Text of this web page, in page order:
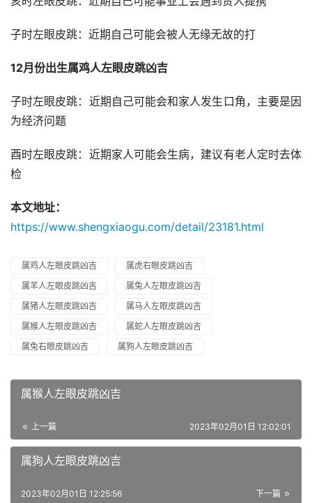
子时左眼皮跳：近期自己可能会被人无缘无故的打
12月份出生属鸡人左眼皮跳凶吉
子时左眼皮跳：近期自己可能会和家人发生口角，主要是因
为经济问题
酉时左眼皮跳：近期家人可能会生病，建议有老人定时去体
检
本文地址：
https://www.shengxiaogu.com/detail/23181.html
属鸡人左眼皮跳凶吉
属虎右眼皮跳凶吉
属羊人左眼皮跳凶吉
属兔人左眼皮跳凶吉
属猪人左眼皮跳凶吉
属马人左眼皮跳凶吉
属猴人左眼皮跳凶吉
属蛇人左眼皮跳凶吉
属兔右眼皮跳凶吉
属狗人左眼皮跳凶吉
属猴人左眼皮跳凶吉
上一篇 2023年02月01日 12:02:01
属狗人左眼皮跳凶吉
下一篇
2023年02月01日 12:25:56